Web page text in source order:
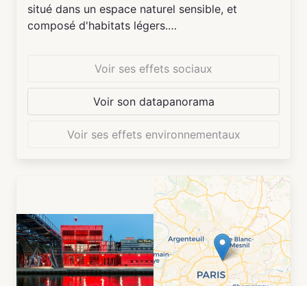
situé dans un espace naturel sensible, et
composé d'habitats légers.
La protection de l’environnement est une des
valeurs phare du projet de l’association Vir’Volt.
Les matériaux habitats légers sont choisis de
constructions participatives furent également
développement durable. L’aspect écologique est
une signature du Tiers-Lieu que Vir’Volt oeuvre
à mettre en place.
La construction participative continue, en Juillet
2023, la quatrième Yourte d’accueil du site sera
finalisée, toujours au travers d’initiatives
Voir ses effets sociaux
Voir son datapanorama
Voir ses effets environnementaux